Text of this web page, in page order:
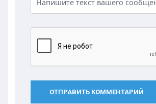
ОТПРАВИТЬ КОММЕНТАРИЙ